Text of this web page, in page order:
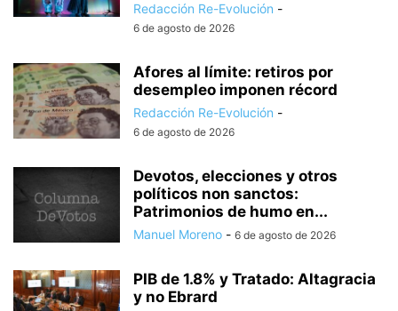
Redacción Re-Evolución -
6 de agosto de 2026
Afores al límite: retiros por
desempleo imponen récord
Redacción Re-Evolución -
6 de agosto de 2026
Devotos, elecciones y otros
políticos non sanctos:
Patrimonios de humo en...
Manuel Moreno - 6 de agosto de 2026
PIB de 1.8% y Tratado: Altagracia
y no Ebrard